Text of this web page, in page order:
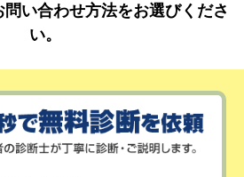
い合わせ方法をお選びくださ
い。